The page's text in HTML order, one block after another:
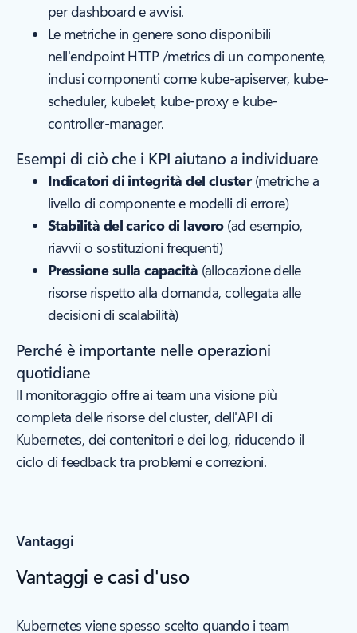
per dashboard e avvisi.
Le metriche in genere sono disponibili
nell'endpoint HTTP /metrics di un componente,
inclusi componenti come kube-apiserver, kube-
scheduler, kubelet, kube-proxy e kube-
controller-manager.
Esempi di ciò che i KPI aiutano a individuare
Indicatori di integrità del cluster(metriche a
livello di componente e modelli di errore)
Stabilità del carico di lavoro(ad esempio,
riavvii o sostituzioni frequenti)
Pressione sulla capacità (allocazione delle
risorse rispetto alla domanda, collegata alle
decisioni di scalabilità)
Perché è importante nelle operazioni
quotidiane
Il monitoraggio offre ai team una visione più
completa delle risorse del cluster, dell'API di
Kubernetes, dei contenitori e dei log, riducendo il
ciclo di feedback tra problemi e correzioni.
Vantaggi
Vantaggi e casi d'uso
Kubernetes viene spesso scelto quando i team